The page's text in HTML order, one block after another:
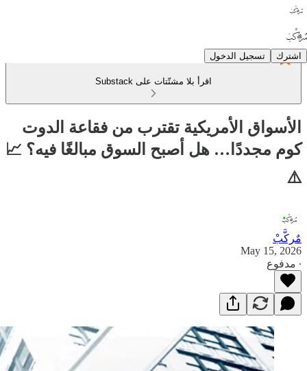
اشترك تسجيل الدخول
اقرأ بلا مشتّتات على Substack
الأسواق الأمريكية تقترب من فقاعة الدوت
كوم مجددًا… هل أصبح السوق مبالغًا فيه؟ 📈
⚠️
مٌركَّبْ
May 15, 2026
∙ مدفوع